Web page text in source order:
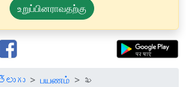
உறுப்பினராவதற்கு
பயணம் ఖ